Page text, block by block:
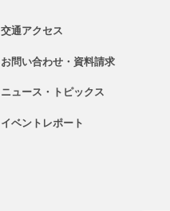
交通アクセス
お問い合わせ・ 資料請求
ニュース・ トピックス
イベントレポート